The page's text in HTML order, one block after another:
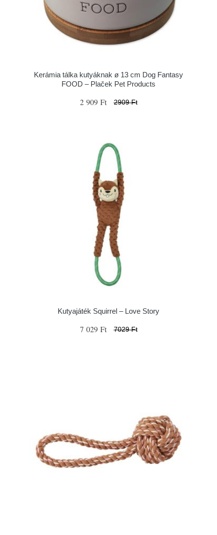
Kerámia tálka kutyáknak ø 13 cm Dog Fantasy
FOOD – Plaček Pet Products
2 909 Ft 2909 Ft
Kutyajáték Squirrel – Love Story
7 029 Ft 7029 Ft